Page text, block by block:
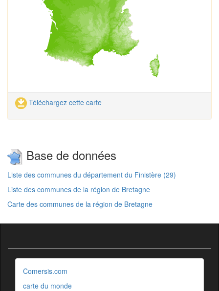
Téléchargez cette carte
Base de données
Liste des communes du département du Finistère (29)
Liste des communes de la région de Bretagne
Carte des communes de la région de Bretagne
Comersis.com
carte du monde